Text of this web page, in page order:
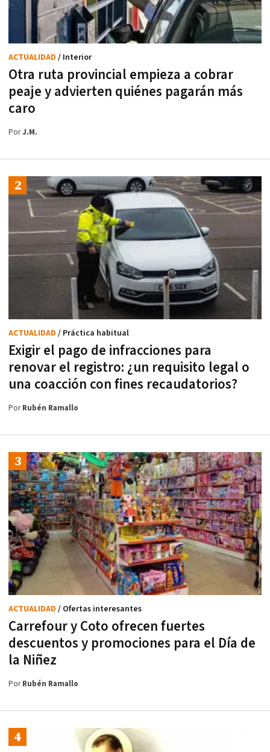
Otra ruta provincial empieza a cobrar
peaje y advierten quiénes pagarán más
caro
ACTUALIDAD / Interior
PorJ.M.
Exigir el pago de infracciones para
renovar el registro: ¿un requisito legal o
una coacción con fines recaudatorios?
ACTUALIDAD / Práctica habitual
PorRubén Ramallo
Carrefour y Coto ofrecen fuertes
descuentos y promociones para el Día de
la Niñez
ACTUALIDAD / Ofertas interesantes
PorRubén Ramallo